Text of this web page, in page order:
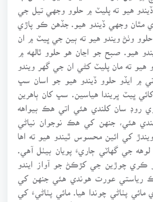
هيو ته پليٽ ۾ حلوو وجهي تيل جي
مٿان وجهي ڏيندو هيو. جڏهن ڪو پاڙي
حلوو وٺڻ ويندو هيو ته ٻين جي ڀيٽ ۾ ان
هيو. صبح جو اڃان هو حلوو ٿالهه ۾
هيو ته مان پليٽ کڻي ان جي گهر ويندو
۾ ايڏو حلوو ڏيندو هيو جو اسان سڀ
ڀيٽ ڀريندا هياسين. سڀ کان ٻاهرين
روڊ سان کلندي هئي اتي هڪ بيواهه
هئي، جنهن کي هڪ نوجوان نياڻي
ويندڙ کي ائين محسوس ٿيندو هيو ته اها
جي گهاٽي ڄاريءَ پويان بيٺل آهي.
ڪري چوڙين جي کڙڪڻ جو آواز ايندو
رياستي عورت هوندي هئي جنهن کي
پٺاڻي چوندا هيا. مائي پٺاڻيءَ کي